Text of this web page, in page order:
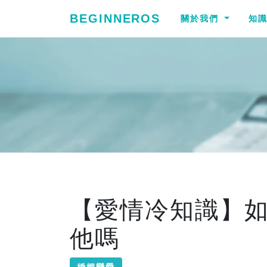
BEGINNEROS 關於我們 知
【愛情冷知識】
他嗎